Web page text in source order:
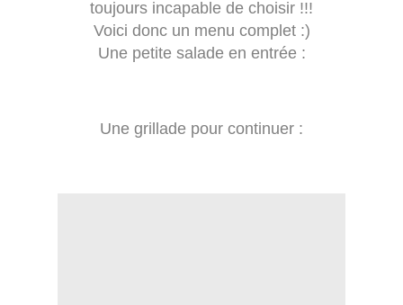
toujours incapable de choisir !!!
Voici donc un menu complet :)
Une petite salade en entrée :
Une grillade pour continuer :